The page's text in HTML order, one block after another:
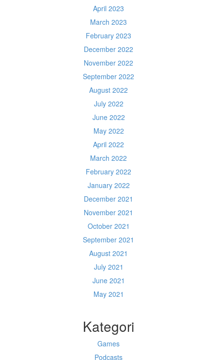
April 2023
March 2023
February 2023
December 2022
November 2022
September 2022
August 2022
July 2022
June 2022
May 2022
April 2022
March 2022
February 2022
January 2022
December 2021
November 2021
October 2021
September 2021
August 2021
July 2021
June 2021
May 2021
Kategori
Games
Podcasts